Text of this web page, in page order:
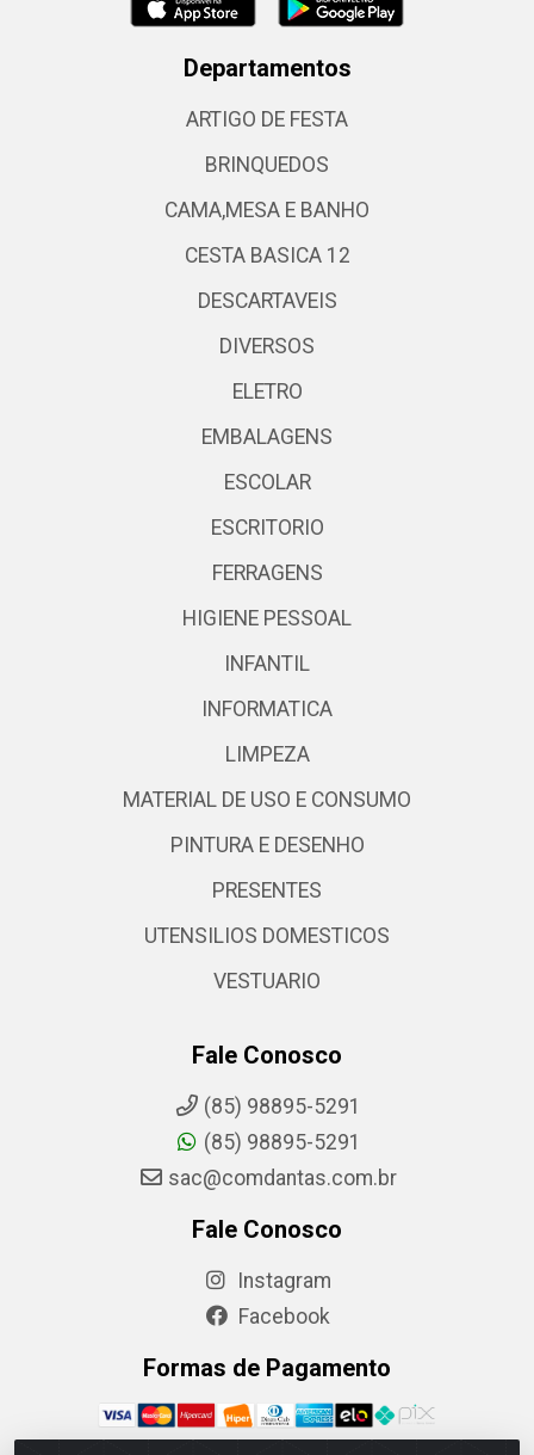
Departamentos
ARTIGO DE FESTA
BRINQUEDOS
CAMA,MESA E BANHO
CESTA BASICA 12
DESCARTAVEIS
DIVERSOS
ELETRO
EMBALAGENS
ESCOLAR
ESCRITORIO
FERRAGENS
HIGIENE PESSOAL
INFANTIL
INFORMATICA
LIMPEZA
MATERIAL DE USO E CONSUMO
PINTURA E DESENHO
PRESENTES
UTENSILIOS DOMESTICOS
VESTUARIO
Fale Conosco
(85) 98895-5291
(85) 98895-5291
sac@comdantas.com.br
Fale Conosco
Instagram
Facebook
Formas de Pagamento